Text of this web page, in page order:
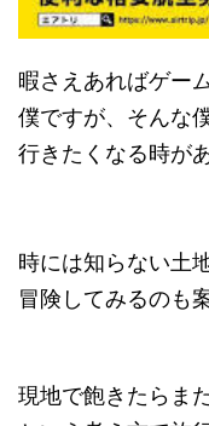
暇さえあればゲー
僕ですが、そんな
行きたくなる時が
時には知らない土
冒険してみるのも
現地で飽きたらま